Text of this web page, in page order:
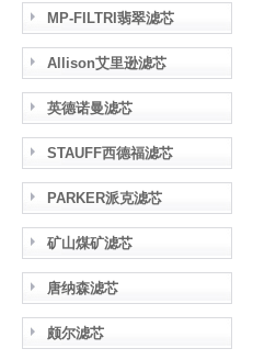
MP-FILTRI翡翠滤芯
Allison艾里逊滤芯
英德诺曼滤芯
STAUFF西德福滤芯
PARKER派克滤芯
矿山煤矿滤芯
唐纳森滤芯
颇尔滤芯